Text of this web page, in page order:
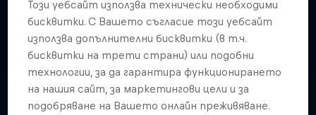
We Are All Stories
Capturing life’s big moments
1 сезон · 10 епизоди
Този уебсайт използва технически необходими
бисквитки. С Вашето съгласие този уебсайт
използва допълнителни бисквитки (в т.ч.
бисквитки на трети страни) или подобни
технологии, за да гарантира функционирането
на нашия сайт, за маркетингови цели и за
подобряване на Вашето онлайн преживяване.